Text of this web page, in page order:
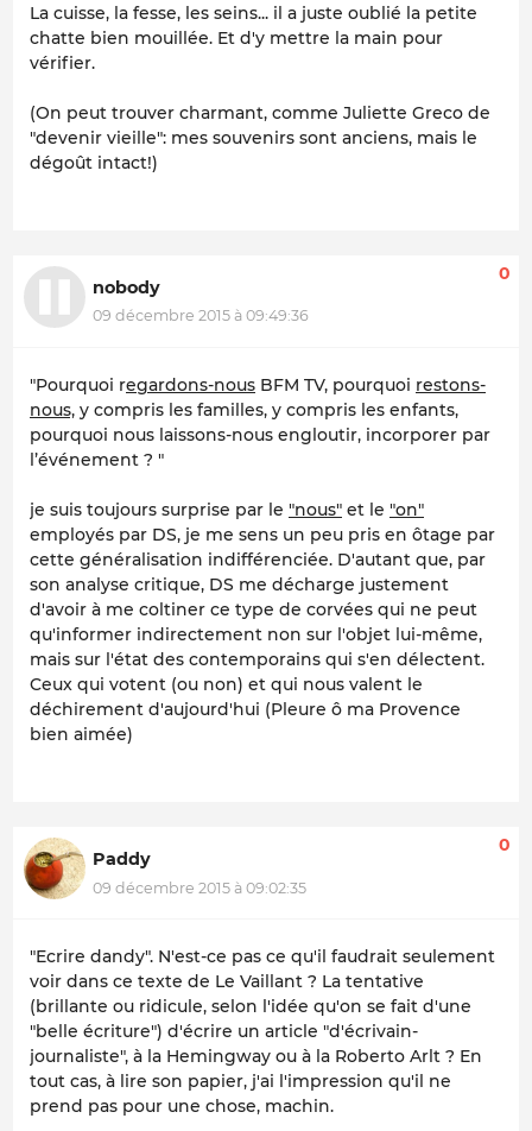
La cuisse, la fesse, les seins... il a juste oublié la petite
chatte bien mouillée. Et d'y mettre la main pour
vérifier.
(On peut trouver charmant, comme Juliette Greco de
"devenir vieille": mes souvenirs sont anciens, mais le
dégoût intact!)
nobody
09 décembre 2015 à 09:49:36
0
"Pourquoi regardons-nous BFM TV, pourquoi restons-
nous, y compris les familles, y compris les enfants,
pourquoi nous laissons-nous engloutir, incorporer par
l’événement ? "
je suis toujours surprise par le "nous" et le "on"
employés par DS, je me sens un peu pris en ôtage par
cette généralisation indifférenciée. D'autant que, par
son analyse critique, DS me décharge justement
d'avoir à me coltiner ce type de corvées qui ne peut
qu'informer indirectement non sur l'objet lui-même,
mais sur l'état des contemporains qui s'en délectent.
Ceux qui votent (ou non) et qui nous valent le
déchirement d'aujourd'hui (Pleure ô ma Provence
bien aimée)
Paddy
09 décembre 2015 à 09:02:35
0
"Ecrire dandy". N'est-ce pas ce qu'il faudrait seulement
voir dans ce texte de Le Vaillant ? La tentative
(brillante ou ridicule, selon l'idée qu'on se fait d'une
"belle écriture") d'écrire un article "d'écrivain-
journaliste", à la Hemingway ou à la Roberto Arlt ? En
tout cas, à lire son papier, j'ai l'impression qu'il ne
prend pas pour une chose, machin.